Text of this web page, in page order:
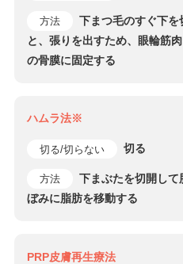
方法
下まつ毛のすぐ下
と、張りを出すため、眼輪筋
の骨膜に固定する
ハムラ法※
切る/切らない 切る
方法
下まぶたを切開して
ぼみに脂肪を移動する
PRP皮膚再生療法